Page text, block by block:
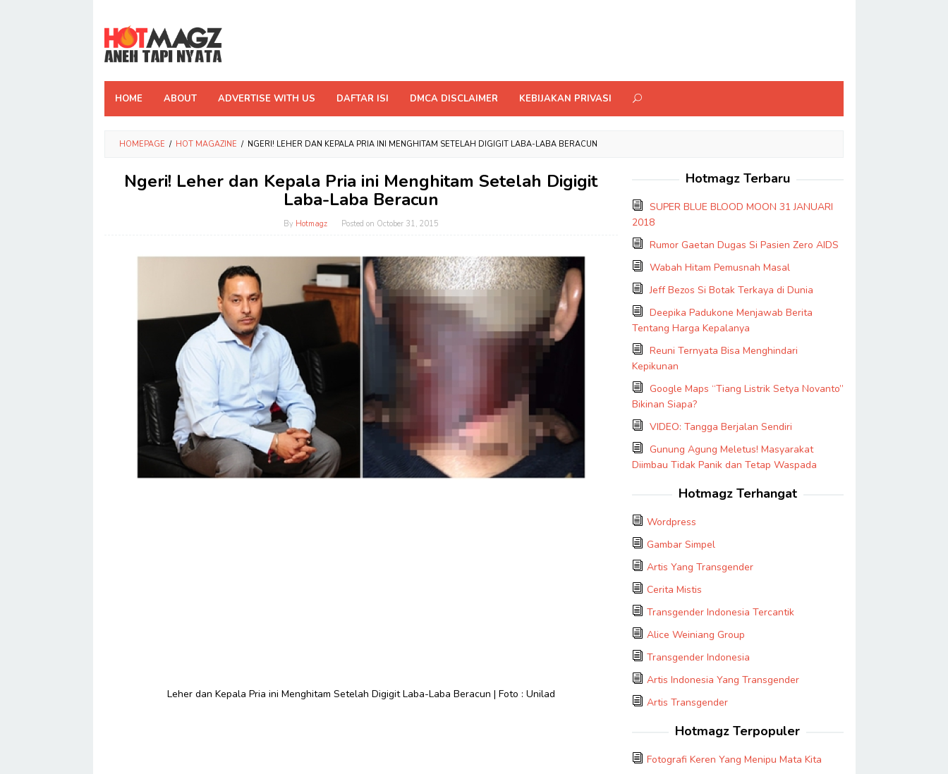
content
HOME ABOUT ADVERTISE WITH US DAFTAR ISI DMCA DISCLAIMER KEBIJAKAN PRIVASI
HOMEPAGE / HOT MAGAZINE / NGERI! LEHER DAN KEPALA PRIA INI MENGHITAM SETELAH DIGIGIT LABA-LABA BERACUN
Ngeri! Leher dan Kepala Pria ini Menghitam Setelah Digigit
Laba-Laba Beracun
By Hotmagz Posted on October 31, 2015
Leher dan Kepala Pria ini Menghitam Setelah Digigit Laba-Laba Beracun | Foto : Unilad
Hotmagz Terbaru
SUPER BLUE BLOOD MOON 31 JANUARI
2018
Rumor Gaetan Dugas Si Pasien Zero AIDS
Wabah Hitam Pemusnah Masal
Jeff Bezos Si Botak Terkaya di Dunia
Deepika Padukone Menjawab Berita
Tentang Harga Kepalanya
Reuni Ternyata Bisa Menghindari
Kepikunan
Google Maps “Tiang Listrik Setya Novanto”
Bikinan Siapa?
VIDEO: Tangga Berjalan Sendiri
Gunung Agung Meletus! Masyarakat
Diimbau Tidak Panik dan Tetap Waspada
Hotmagz Terhangat
Wordpress
Gambar Simpel
Artis Yang Transgender
Cerita Mistis
Transgender Indonesia Tercantik
Alice Weiniang Group
Transgender Indonesia
Artis Indonesia Yang Transgender
Artis Transgender
Hotmagz Terpopuler
Fotografi Keren Yang Menipu Mata Kita